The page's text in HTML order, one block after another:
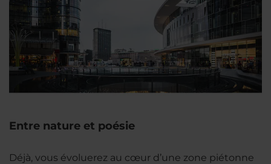
Entre nature et poésie
Déjà, vous évoluerez au cœur d’une zone piétonne